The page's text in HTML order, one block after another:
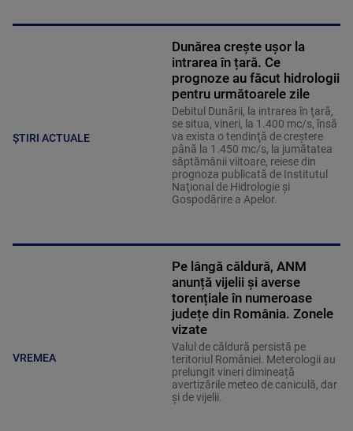
ȘTIRI ACTUALE
Dunărea crește ușor la
intrarea în țară. Ce
prognoze au făcut hidrologii
pentru următoarele zile
Debitul Dunării, la intrarea în ţară,
se situa, vineri, la 1.400 mc/s, însă
va exista o tendinţă de creştere
până la 1.450 mc/s, la jumătatea
săptămânii viitoare, reiese din
prognoza publicată de Institutul
Naţional de Hidrologie şi
Gospodărire a Apelor.
VREMEA
Pe lângă căldură, ANM
anunță vijelii și averse
torențiale în numeroase
județe din România. Zonele
vizate
Valul de căldură persistă pe
teritoriul României. Meterologii au
prelungit vineri dimineață
avertizările meteo de caniculă, dar
și de vijelii.